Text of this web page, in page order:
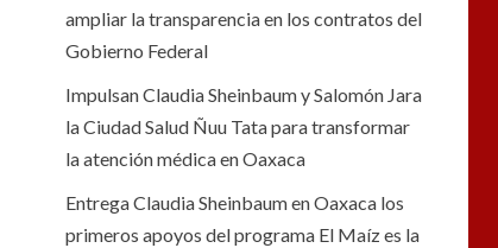
ampliar la transparencia en los contratos del
Gobierno Federal
Impulsan Claudia Sheinbaum y Salomón Jara
la Ciudad Salud Ñuu Tata para transformar
la atención médica en Oaxaca
Entrega Claudia Sheinbaum en Oaxaca los
primeros apoyos del programa El Maíz es la